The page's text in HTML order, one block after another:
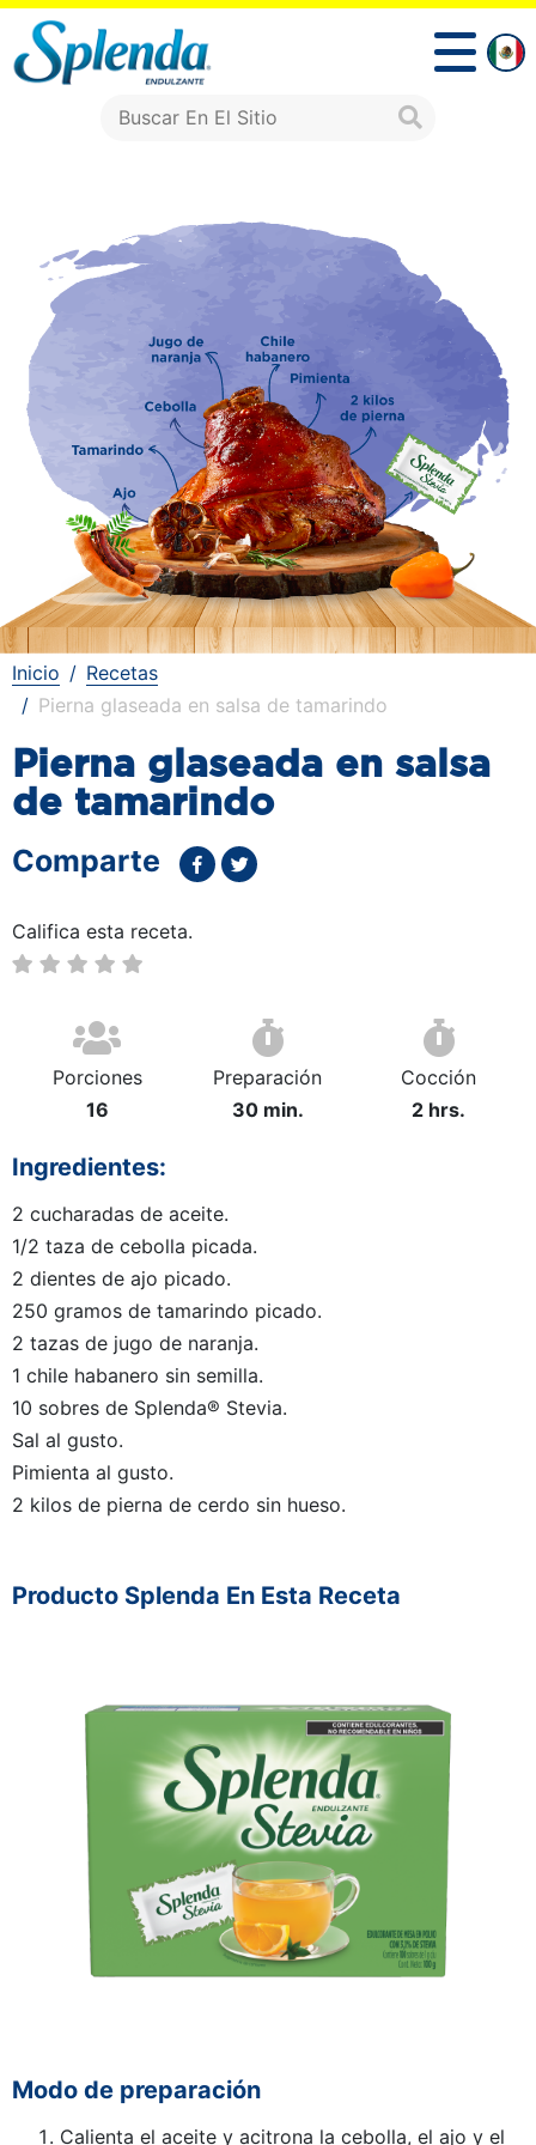
Inicio
Recetas
Pierna glaseada en salsa de tamarindo
Pierna glaseada en salsa
de tamarindo
Comparte
Califica esta receta.
Porciones
16
Preparación
30 min.
Cocción
2 hrs.
Ingredientes:
2 cucharadas de aceite.
1/2 taza de cebolla picada.
2 dientes de ajo picado.
250 gramos de tamarindo picado.
2 tazas de jugo de naranja.
1 chile habanero sin semilla.
10 sobres de Splenda® Stevia.
Sal al gusto.
Pimienta al gusto.
2 kilos de pierna de cerdo sin hueso.
Producto Splenda En Esta Receta
Modo de preparación
Calienta el aceite y acitrona la cebolla, el ajo y el